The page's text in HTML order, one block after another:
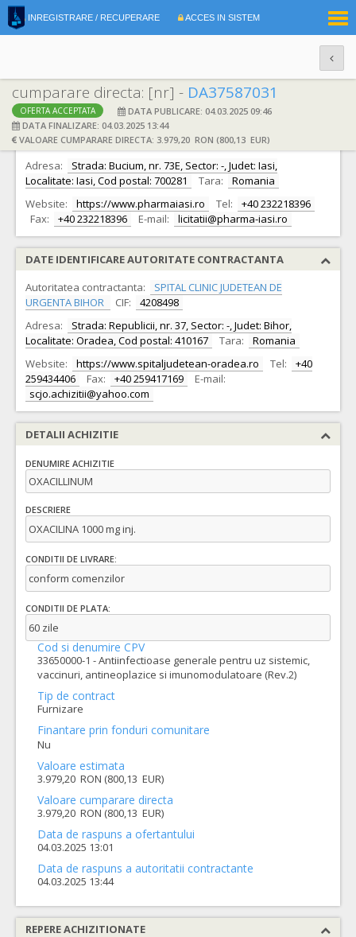
INREGISTRARE / RECUPERARE ACCES IN SISTEM
cumparare directa: [nr] - DA37587031
OFERTA ACCEPTATA
DATA PUBLICARE: 04.03.2025 09:46
DATA FINALIZARE: 04.03.2025 13:44
VALOARE CUMPARARE DIRECTA: 3.979,20 RON (800,13 EUR)
DATE IDENTIFICARE OFERTANT
Ofertant: S.C. Pharma S.A. CIF:
13591928
Adresa:
Strada: Bucium, nr. 73E, Sector: -, Judet: Iasi,
Localitate: Iasi, Cod postal: 700281
Tara:
Romania
Website:
https://www.pharmaiasi.ro Tel:
+40 232218396
Fax:
+40 232218396 E-mail: licitatii@pharma-iasi.ro
DATE IDENTIFICARE AUTORITATE CONTRACTANTA
Autoritatea contractanta:
SPITAL CLINIC JUDETEAN DE
URGENTA BIHOR
CIF:
4208498
Adresa:
Strada: Republicii, nr. 37, Sector: -, Judet: Bihor,
Localitate: Oradea, Cod postal: 410167
Tara:
Romania
Website:
https://www.spitaljudetean-oradea.ro Tel:
+40
259434406
Fax: +40 259417169
E-mail:
scjo.achizitii@yahoo.com
DETALII ACHIZITIE
DENUMIRE ACHIZITIE
OXACILLINUM
DESCRIERE
OXACILINA 1000 mg inj.
CONDITII DE LIVRARE:
conform comenzilor
CONDITII DE PLATA:
60 zile
Cod si denumire CPV
33650000-1 - Antiinfectioase generale pentru uz sistemic,
vaccinuri, antineoplazice si imunomodulatoare (Rev.2)
Tip de contract
Furnizare
Finantare prin fonduri comunitare
Nu
Valoare estimata
3.979,20 RON (800,13 EUR)
Valoare cumparare directa
3.979,20 RON (800,13 EUR)
Data de raspuns a ofertantului
04.03.2025 13:01
Data de raspuns a autoritatii contractante
04.03.2025 13:44
REPERE ACHIZITIONATE